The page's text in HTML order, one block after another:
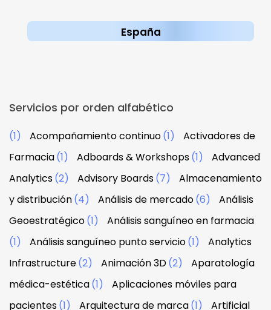
España
Servicios por orden alfabético
(1) Acompañamiento continuo(1)
Activadores de
Farmacia(1) Adboards & Workshops(1)
Advanced
Analytics(2) Advisory Boards(7)
Almacenamiento
y distribución(4) Análisis de mercado(6)
Análisis
Geoestratégico(1)
Análisis sanguíneo en farmacia
(1)
Análisis sanguíneo punto servicio(1)
Analytics
Infrastructure(2) Animación 3D(2)
Aparatología
médica-estética(1)
Aplicaciones móviles para
pacientes(1) Arquitectura de marca(1)
Artificial